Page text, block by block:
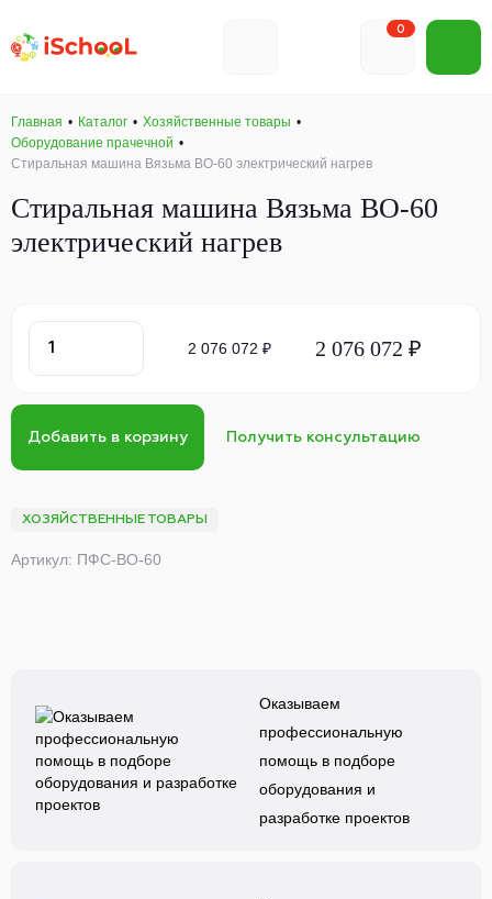
0
Главная Каталог
Хозяйственные товары
Оборудование прачечной
Стиральная машина Вязьма ВО-60 электрический нагрев
Стиральная машина Вязьма ВО-60
электрический нагрев
ХОЗЯЙСТВЕННЫЕ ТОВАРЫ
Артикул: ПФС-ВО-60
2 076 072 ₽ 2 076 072 ₽
Добавить в корзину Получить консультацию
Оказываем
профессиональную
помощь в подборе
оборудования и
разработке проектов